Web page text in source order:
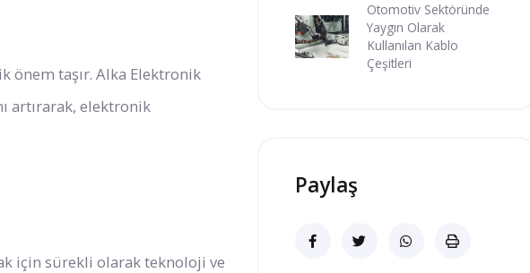
önem taşır. Alka Elektronik
artırarak, elektronik
için sürekli olarak teknoloji ve
Otomotiv Sektöründe
Yaygın Olarak
Kullanılan Kablo
Çeşitleri
Paylaş